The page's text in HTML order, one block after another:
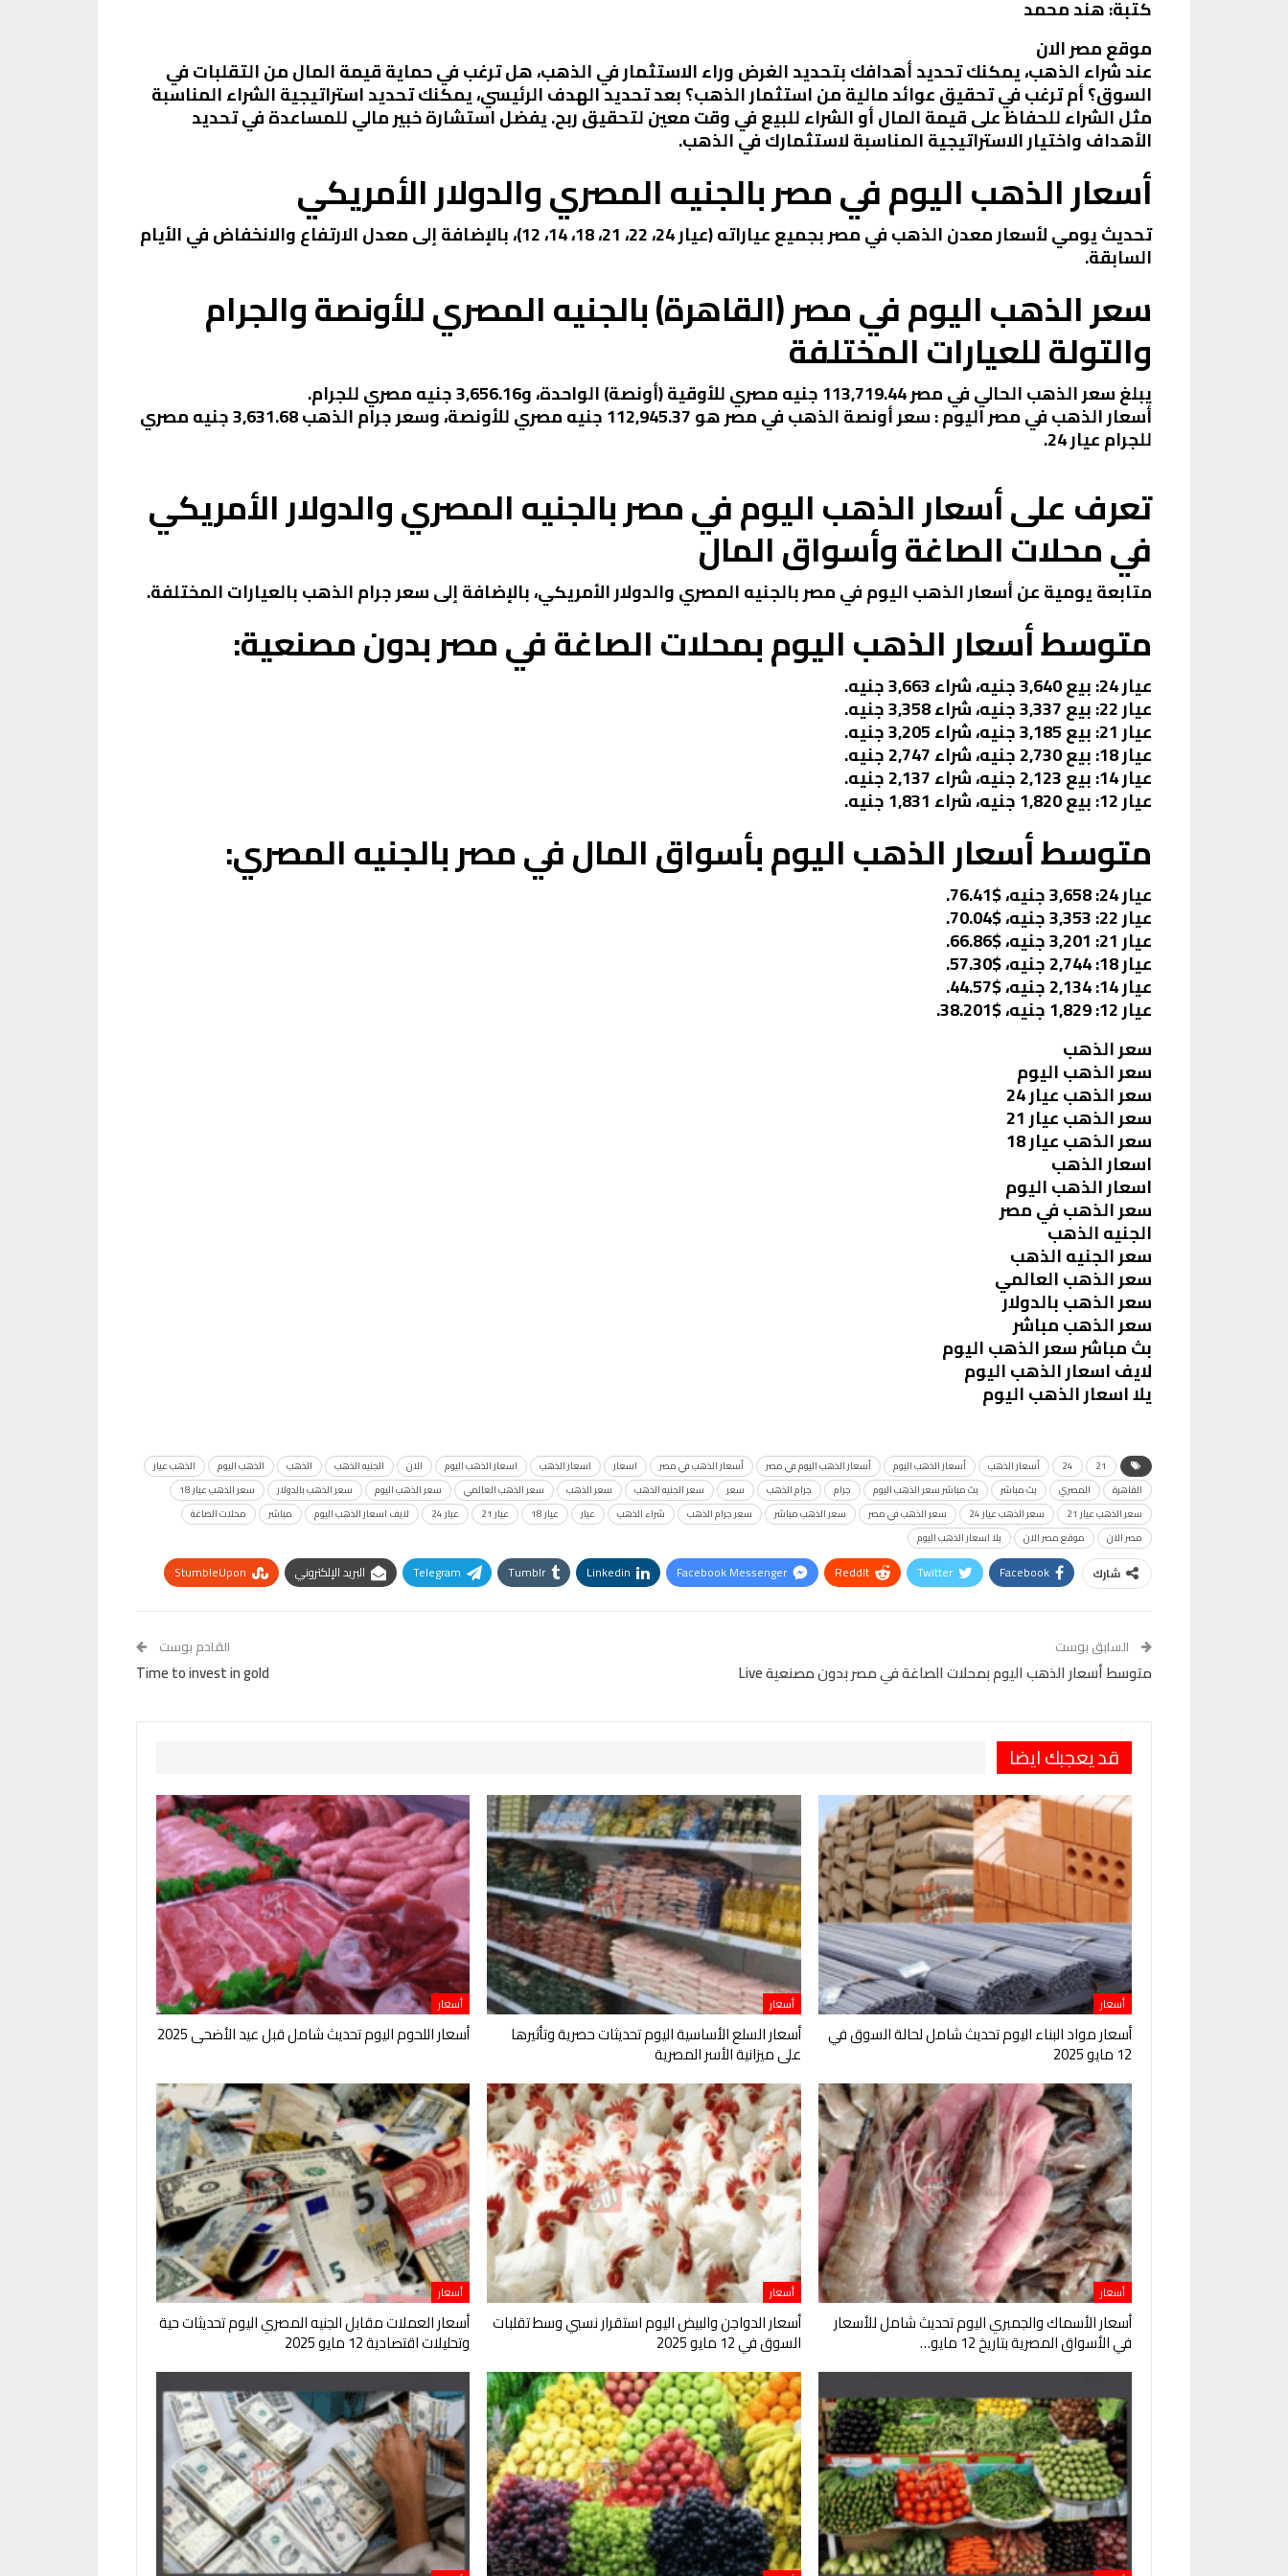
كتبة: هند محمد
موقع مصر الان
عند شراء الذهب، يمكنك تحديد أهدافك بتحديد الغرض وراء الاستثمار في الذهب، هل ترغب في حماية قيمة المال من التقلبات في
السوق؟ أم ترغب في تحقيق عوائد مالية من استثمار الذهب؟ بعد تحديد الهدف الرئيسي، يمكنك تحديد استراتيجية الشراء المناسبة
مثل الشراء للحفاظ على قيمة المال أو الشراء للبيع في وقت معين لتحقيق ربح. يفضل استشارة خبير مالي للمساعدة في تحديد
الأهداف واختيار الاستراتيجية المناسبة لاستثمارك في الذهب.
أسعار الذهب اليوم في مصر بالجنيه المصري والدولار الأمريكي
تحديث يومي لأسعار معدن الذهب في مصر بجميع عياراته (عيار 24، 22، 21، 18، 14، 12)، بالإضافة إلى معدل الارتفاع والانخفاض في الأيام
السابقة.
سعر الذهب اليوم في مصر (القاهرة) بالجنيه المصري للأونصة والجرام
والتولة للعيارات المختلفة
يبلغ سعر الذهب الحالي في مصر 113,719.44 جنيه مصري للأوقية (أونصة) الواحدة، و3,656.16 جنيه مصري للجرام.
أسعار الذهب في مصر اليوم : سعر أونصة الذهب في مصر هو 112,945.37 جنيه مصري للأونصة، وسعر جرام الذهب 3,631.68 جنيه مصري
للجرام عيار 24.
تعرف على أسعار الذهب اليوم في مصر بالجنيه المصري والدولار الأمريكي
في محلات الصاغة وأسواق المال
متابعة يومية عن أسعار الذهب اليوم في مصر بالجنيه المصري والدولار الأمريكي، بالإضافة إلى سعر جرام الذهب بالعيارات المختلفة.
متوسط أسعار الذهب اليوم بمحلات الصاغة في مصر بدون مصنعية:
عيار 24: بيع 3,640 جنيه، شراء 3,663 جنيه.
عيار 22: بيع 3,337 جنيه، شراء 3,358 جنيه.
عيار 21: بيع 3,185 جنيه، شراء 3,205 جنيه.
عيار 18: بيع 2,730 جنيه، شراء 2,747 جنيه.
عيار 14: بيع 2,123 جنيه، شراء 2,137 جنيه.
عيار 12: بيع 1,820 جنيه، شراء 1,831 جنيه.
متوسط أسعار الذهب اليوم بأسواق المال في مصر بالجنيه المصري:
عيار 24: 3,658 جنيه، $76.41.
عيار 22: 3,353 جنيه، $70.04.
عيار 21: 3,201 جنيه، $66.86.
عيار 18: 2,744 جنيه، $57.30.
عيار 14: 2,134 جنيه، $44.57.
عيار 12: 1,829 جنيه، $38.201.
سعر الذهب
سعر الذهب اليوم
سعر الذهب عيار 24
سعر الذهب عيار 21
سعر الذهب عيار 18
اسعار الذهب
اسعار الذهب اليوم
سعر الذهب في مصر
الجنيه الذهب
سعر الجنيه الذهب
سعر الذهب العالمي
سعر الذهب بالدولار
سعر الذهب مباشر
بث مباشر سعر الذهب اليوم
لايف اسعار الذهب اليوم
يلا اسعار الذهب اليوم
21
24 أسعار الذهب أسعار الذهب اليوم أسعار الذهب اليوم في مصر أسعار الذهب في مصر اسعار اسعار الذهب اسعار الذهب اليوم الان الجنيه الذهب الذهب الذهب اليوم
الذهب عيار
القاهرة
المصري بث مباشر بث مباشر سعر الذهب اليوم جرام جرام الذهب سعر سعر الجنيه الذهب سعر الذهب سعر الذهب العالمي سعر الذهب اليوم سعر الذهب بالدولار
سعر الذهب عيار 18
سعر الذهب عيار 21
سعر الذهب عيار 24 سعر الذهب في مصر سعر الذهب مباشر سعر جرام الذهب شراء الذهب عيار عيار 18 عيار 21 عيار 24 لايف اسعار الذهب اليوم مباشر
محلات الصاغة
مصر الان
موقع مصر الان يلا اسعار الذهب اليوم
شارك Facebook
Twitter
ReddIt
Facebook Messenger
Linkedin
Tumblr
Telegram البريد الإلكتروني
StumbleUpon
السابق بوست
متوسط أسعار الذهب اليوم بمحلات الصاغة في مصر بدون مصنعية Live
القادم بوست
Time to invest in gold
قد يعجبك ايضا
أسعار
أسعار مواد البناء اليوم تحديث شامل لحالة السوق في
12 مايو 2025
أسعار
أسعار السلع الأساسية اليوم تحديثات حصرية وتأثيرها
على ميزانية الأسر المصرية
أسعار
أسعار اللحوم اليوم تحديث شامل قبل عيد الأضحى 2025
أسعار
أسعار الأسماك والجمبري اليوم تحديث شامل للأسعار
في الأسواق المصرية بتاريخ 12 مايو…
أسعار
أسعار الدواجن والبيض اليوم استقرار نسبي وسط تقلبات
السوق في 12 مايو 2025
أسعار
أسعار العملات مقابل الجنيه المصري اليوم تحديثات حية
وتحليلات اقتصادية 12 مايو 2025